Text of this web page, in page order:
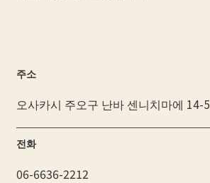
주소
오사카시 주오구 난바 센니치마에 14-5
전화
06-6636-2212